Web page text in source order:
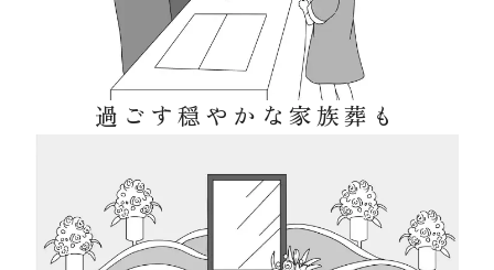
過ごす穏やかな家族葬も